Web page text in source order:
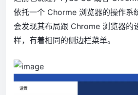
依托一个 Chorme 浏览器的操作系
会发现其布局跟 Chrome 浏览器的
样，有着相同的侧边栏菜单。